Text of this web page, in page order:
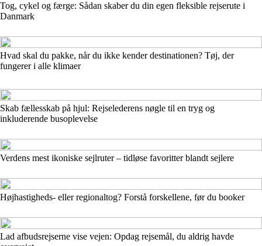
Tog, cykel og færge: Sådan skaber du din egen fleksible rejserute i
Danmark
Hvad skal du pakke, når du ikke kender destinationen? Tøj, der
fungerer i alle klimaer
Skab fællesskab på hjul: Rejselederens nøgle til en tryg og
inkluderende busoplevelse
Verdens mest ikoniske sejlruter – tidløse favoritter blandt sejlere
Højhastigheds- eller regionaltog? Forstå forskellene, før du booker
Lad afbudsrejserne vise vejen: Opdag rejsemål, du aldrig havde